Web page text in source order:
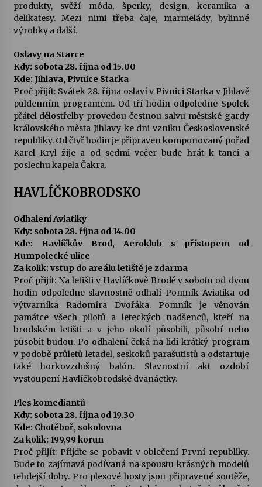
produkty, svěží móda, šperky, design, keramika a
delikatesy. Mezi nimi třeba čaje, marmelády, bylinné
výrobky a další.
Oslavy na Starce
Kdy: sobota 28. října od 15.00
Kde: Jihlava, Pivnice Starka
Proč přijít: Svátek 28. října oslaví v Pivnici Starka v Jihlavě
půldenním programem. Od tří hodin odpoledne Spolek
přátel dělostřelby provedou čestnou salvu městské gardy
královského města Jihlavy ke dni vzniku Československé
republiky. Od čtyř hodin je připraven komponovaný pořad
Karel Kryl žije a od sedmi večer bude hrát k tanci a
poslechu kapela Čakra.
HAVLÍČKOBRODSKO
Odhalení Aviatiky
Kdy: sobota 28. října od 14.00
Kde: Havlíčkův Brod, Aeroklub s přístupem od
Humpolecké ulice
Za kolik: vstup do areálu letiště je zdarma
Proč přijít: Na letišti v Havlíčkově Brodě v sobotu od dvou
hodin odpoledne slavnostně odhalí Pomník Aviatika od
výtvarníka Radomíra Dvořáka. Pomník je věnován
památce všech pilotů a leteckých nadšenců, kteří na
brodském letišti a v jeho okolí působili, působí nebo
působit budou. Po odhalení čeká na lidi krátký program
v podobě průletů letadel, seskoků parašutistů a odstartuje
také horkovzdušný balón. Slavnostní akt ozdobí
vystoupení Havlíčkobrodské dvanáctky.
Ples komediantů
Kdy: sobota 28. října od 19.30
Kde: Chotěboř, sokolovna
Za kolik: 199,99 korun
Proč přijít: Přijďte se pobavit v oblečení První republiky.
Bude to zajímavá podívaná na spoustu krásných modelů
tehdejší doby. Pro plesové hosty jsou připravené soutěže,